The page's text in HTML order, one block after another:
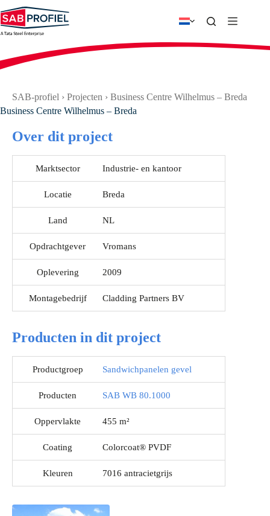
naar
de
inhoud
SAB-profiel › Projecten › Business Centre Wilhelmus – Breda
Business Centre Wilhelmus – Breda
Over dit project
Marktsector Industrie- en kantoor
Locatie Breda
Land NL
Opdrachtgever Vromans
Oplevering 2009
Montagebedrijf Cladding Partners BV
Producten in dit project
Productgroep Sandwichpanelen gevel
Producten SAB WB 80.1000
Oppervlakte 455 m²
Coating Colorcoat® PVDF
Kleuren 7016 antracietgrijs